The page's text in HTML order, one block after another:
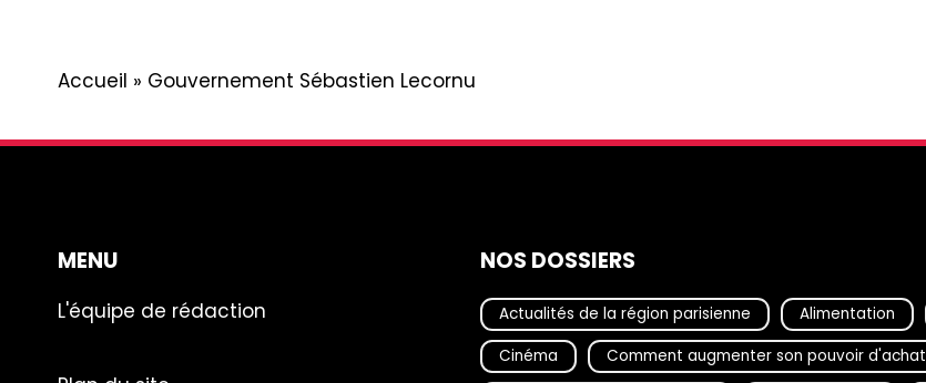
Accueil » Gouvernement Sébastien Lecornu
MENU
L'équipe de rédaction
NOS DOSSIERS
Actualités de la région parisienne Alimentation
Cinéma
Comment augmenter son pouvoir d'achat